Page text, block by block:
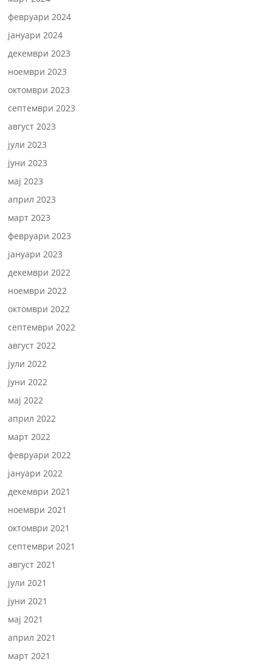
февруари 2024
јануари 2024
декември 2023
ноември 2023
октомври 2023
септември 2023
август 2023
јули 2023
јуни 2023
мај 2023
април 2023
март 2023
февруари 2023
јануари 2023
декември 2022
ноември 2022
октомври 2022
септември 2022
август 2022
јули 2022
јуни 2022
мај 2022
април 2022
март 2022
февруари 2022
јануари 2022
декември 2021
ноември 2021
октомври 2021
септември 2021
август 2021
јули 2021
јуни 2021
мај 2021
април 2021
март 2021